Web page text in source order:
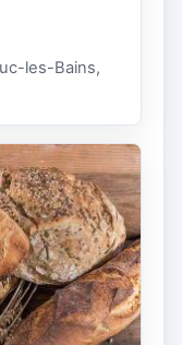
les-Bains,